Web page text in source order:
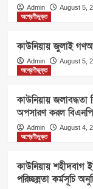
Admin August 5,
অশ্রেণীভুক্ত
কাউনিয়ায় জুলাই
Admin August 5,
অশ্রেণীভুক্ত
কাউনিয়ায়
অপসারণ করল বিএনপি
Admin August 4,
অশ্রেণীভুক্ত
কাউনিয়ায় শহীদবাগ
পরিচ্ছন্নতা কর্মসূচি